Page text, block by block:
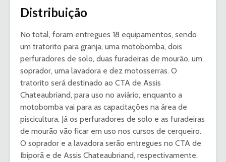
Distribuição
No total, foram entregues 18 equipamentos, sendo
um tratorito para granja, uma motobomba, dois
perfuradores de solo, duas furadeiras de mourão, um
soprador, uma lavadora e dez motosserras. O
tratorito será destinado ao CTA de Assis
Chateaubriand, para uso no aviário, enquanto a
motobomba vai para as capacitações na área de
piscicultura. Já os perfuradores de solo e as furadeiras
de mourão vão ficar em uso nos cursos de cerqueiro.
O soprador e a lavadora serão entregues no CTA de
Ibiporã e de Assis Chateaubriand, respectivamente,